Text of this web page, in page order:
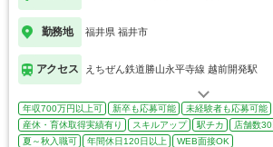
勤務地 福井県 福井市
アクセス えちぜん鉄道勝山永平寺線 越前開発駅
年収700万円以上可 新卒も応募可能 未経験者も応募可能
産休・育休取得実績有り
スキルアップ 駅チカ 店舗数
夏～秋入職可
年間休日120日以上 WEB面接OK